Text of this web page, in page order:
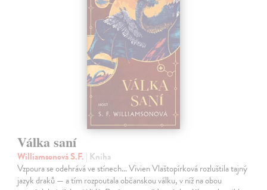
Válka saní
Williamsonová S.F. | Kniha
Vzpoura se odehrává ve stínech… Vivien Vlaštopírková rozluštila tajný
jazyk draků — a tím rozpoutala občanskou válku, v níž na obou